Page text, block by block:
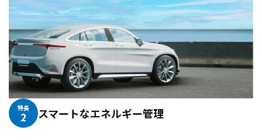
特長
2 スマートなエネルギー管理